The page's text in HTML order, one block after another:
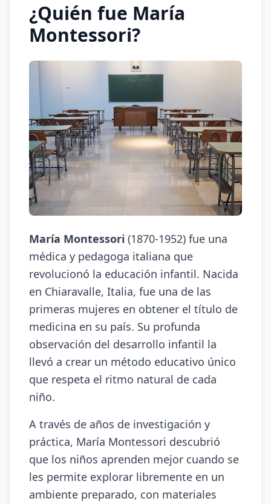
¿Quién fue María
Montessori?
María Montessori (1870-1952) fue una
médica y pedagoga italiana que
revolucionó la educación infantil. Nacida
en Chiaravalle, Italia, fue una de las
primeras mujeres en obtener el título de
medicina en su país. Su profunda
observación del desarrollo infantil la
llevó a crear un método educativo único
que respeta el ritmo natural de cada
niño.
A través de años de investigación y
práctica, María Montessori descubrió
que los niños aprenden mejor cuando se
les permite explorar libremente en un
ambiente preparado, con materiales